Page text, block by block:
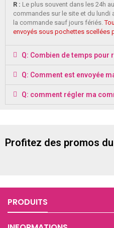
R : Le plus souvent dans les 24h
commandes sur le site et du lundi
la commande sauf jours fériés.
envoyés sous pochettes scellées
Q: Combien de temps pour
Q: Comment est envoyée
Q: comment régler ma
Profitez des promos
PRODUITS